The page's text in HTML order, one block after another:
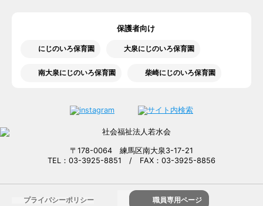
保護者向け
にじのいろ保育園 大泉にじのいろ保育園
南大泉にじのいろ保育園 柴崎にじのいろ保育園
〒178-0064 練馬区南大泉3-17-21
TEL：03-3925-8851 / FAX：03-3925-8856
プライバシーポリシー 職員専用ページ